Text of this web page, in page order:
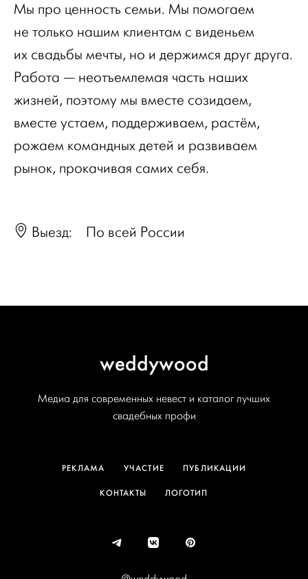
Мы про ценность семьи. Мы помогаем
не только нашим клиентам с виденьем
их свадьбы мечты, но и держимся друг друга.
Работа — неотъемлемая часть наших
жизней, поэтому мы вместе созидаем,
вместе устаем, поддерживаем, растём,
рожаем командных детей и развиваем
рынок, прокачивая самих себя.
Выезд: По всей России
weddywood
Медиа для современных невест и каталог лучших
свадебных профи
РЕКЛАМА УЧАСТИЕ ПУБЛИКАЦИИ
КОНТАКТЫ ЛОГОТИП